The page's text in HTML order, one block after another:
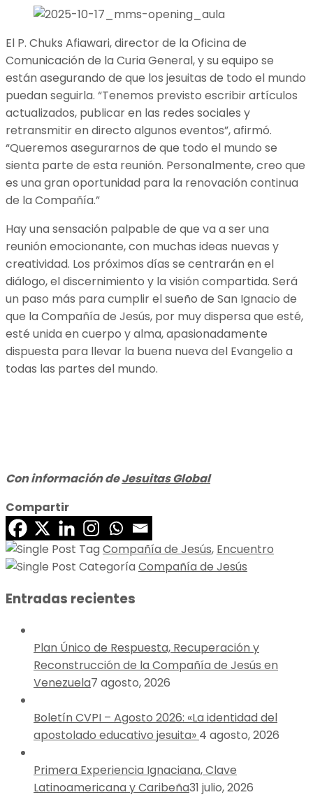
El P. Chuks Afiawari, director de la Oficina de
Comunicación de la Curia General, y su equipo se
están asegurando de que los jesuitas de todo el mundo
puedan seguirla. “Tenemos previsto escribir artículos
actualizados, publicar en las redes sociales y
retransmitir en directo algunos eventos”, afirmó.
“Queremos asegurarnos de que todo el mundo se
sienta parte de esta reunión. Personalmente, creo que
es una gran oportunidad para la renovación continua
de la Compañía.”
Hay una sensación palpable de que va a ser una
reunión emocionante, con muchas ideas nuevas y
creatividad. Los próximos días se centrarán en el
diálogo, el discernimiento y la visión compartida. Será
un paso más para cumplir el sueño de San Ignacio de
que la Compañía de Jesús, por muy dispersa que esté,
esté unida en cuerpo y alma, apasionadamente
dispuesta para llevar la buena nueva del Evangelio a
todas las partes del mundo.
Con información deJesuitas Global
Compartir
Compañía de Jesús, Encuentro
Compañía de Jesús
Entradas recientes
Plan Único de Respuesta, Recuperación y
Reconstrucción de la Compañía de Jesús en
Venezuela7 agosto, 2026
Boletín CVPI – Agosto 2026: «La identidad del
apostolado educativo jesuita» 4 agosto, 2026
Primera Experiencia Ignaciana, Clave
Latinoamericana y Caribeña31 julio, 2026